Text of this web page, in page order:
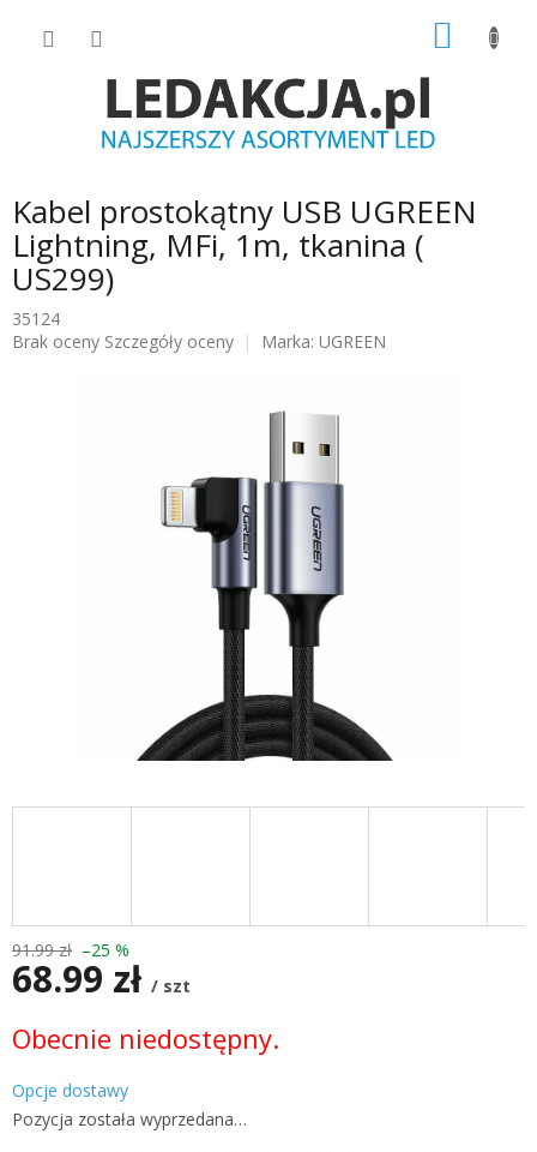
Kabel prostokątny USB UGREEN
Lightning, MFi, 1m, tkanina (
US299)
35124
Średnia
Brak oceny Szczegóły oceny Marka: UGREEN
91.99 zł –25 %
68.99 zł / szt
jednostkowa:
Obecnie niedostępny.
Opcje dostawy
Pozycja została wyprzedana…